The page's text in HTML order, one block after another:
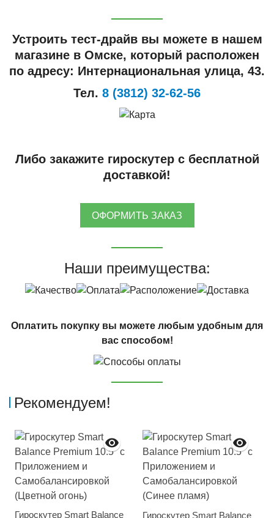
Устроить тест-драйв вы можете в нашем
магазине в Омске, который расположен
по адресу: Интернациональная улица, 43.
Тел. 8 (3812) 32-62-56
Либо закажите гироскутер с бесплатной
доставкой!
ОФОРМИТЬ ЗАКАЗ
Наши преимущества:
Оплатить покупку вы можете любым удобным для
вас способом!
Рекомендуем!
Гироскутер Smart Balance Гироскутер Smart Balance